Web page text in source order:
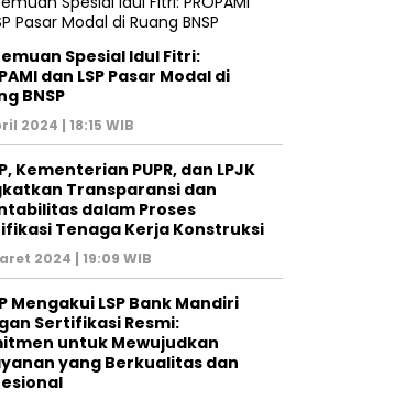
Spesial Idul Fitri:
dan LSP Pasar Modal di
BNSP
2024 | 18:15 WIB
Kementerian PUPR, dan LPJK
Transparansi dan
dalam Proses
Tenaga Kerja Konstruksi
2024 | 19:09 WIB
Mengakui LSP Bank Mandiri
Sertifikasi Resmi:
untuk Mewujudkan
yang Berkualitas dan